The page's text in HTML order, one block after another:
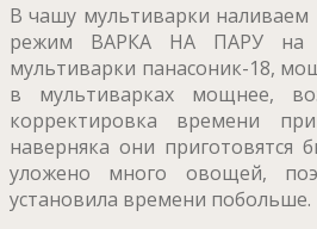
В чашу мультиварки
режим ВАРКА НА ПАРУ на
мультиварки панасоник-18,
в мультиварках мощнее,
корректировка времени
наверняка они приготовятся
уложено много овощей,
установила времени побольше.